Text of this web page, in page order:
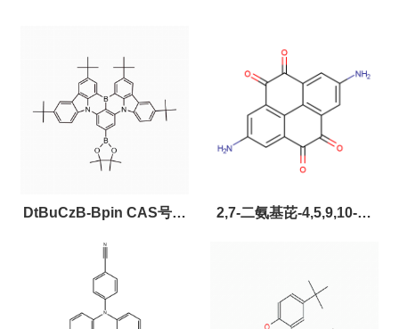
产品质量好
,价格好,售后服务更好!!选择阿尔法（威
梯希）,会让您事半功倍!!!
以下是公司部分现货产品，同类也均可提供，有需要
也可联系。
DtBuCzB-Bpin CAS号：
2643331-97-7
2,7-二氨基芘-4,5,9,10-四
现货促销，可分装，高校研
究所 先发后付